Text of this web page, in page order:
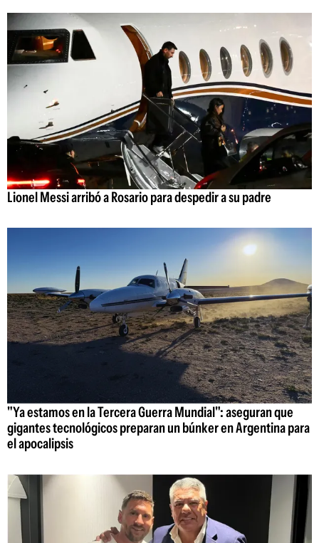
Lionel Messi arribó a Rosario para despedir a su padre
"Ya estamos en la Tercera Guerra Mundial": aseguran que
gigantes tecnológicos preparan un búnker en Argentina para
el apocalipsis